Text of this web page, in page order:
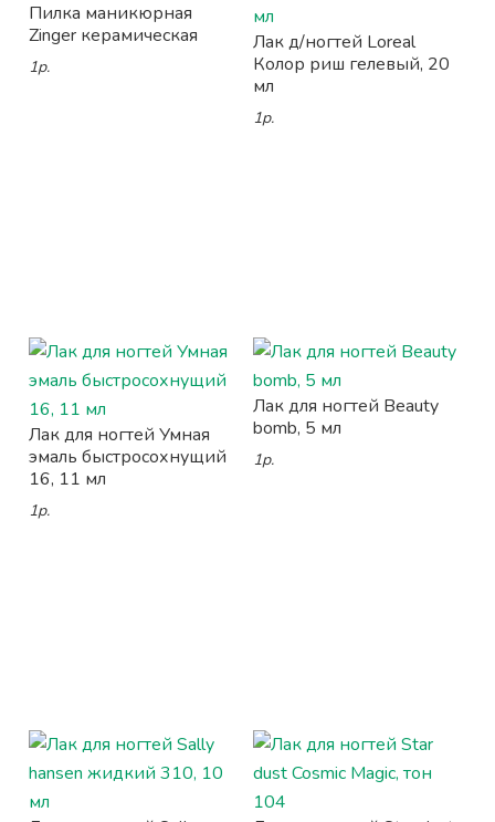
Пилка маникюрная
Zinger керамическая
1р.
Лак д/ногтей Loreal
Колор риш гелевый, 20
мл
1р.
Лак для ногтей Умная
эмаль быстросохнущий
16, 11 мл
1р.
Лак для ногтей Beauty
bomb, 5 мл
1р.